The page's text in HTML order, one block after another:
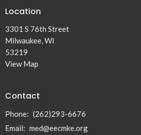
Location
3301 S 76th Street
Milwaukee, WI
53219
View Map
Contact
Phone: (262)293-6676
Email: med@eecmke.org